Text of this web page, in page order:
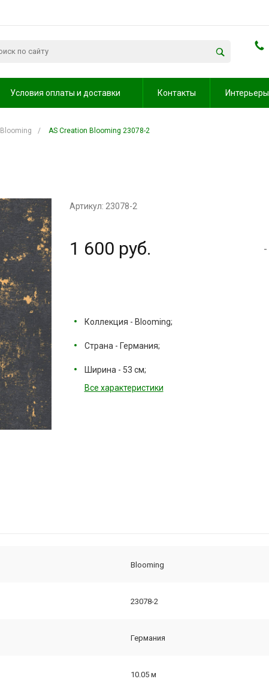
Условия оплаты и доставки Контакты Интерьеры
Blooming / AS Creation Blooming 23078-2
Артикул: 23078-2
1 600 руб. -
Коллекция - Blooming;
Страна - Германия;
Ширина - 53 см;
Все характеристики
Blooming
23078-2
Германия
10.05 м